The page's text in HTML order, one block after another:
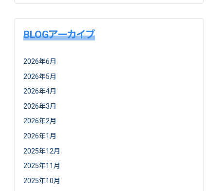
BLOGアーカイブ
2026年6月
2026年5月
2026年4月
2026年3月
2026年2月
2026年1月
2025年12月
2025年11月
2025年10月